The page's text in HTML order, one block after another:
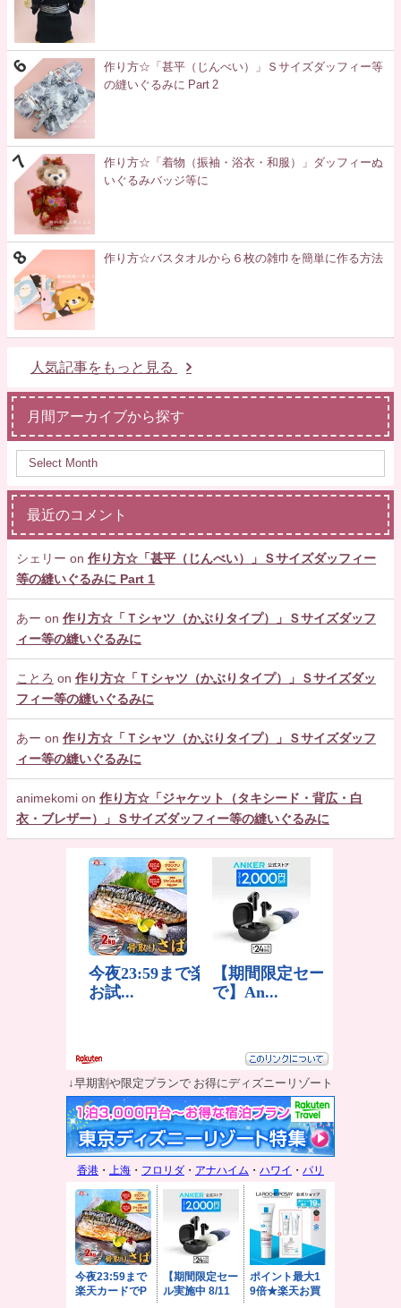
作り方☆「甚平（じんべい）」Ｓサイズダッフィー等
の縫いぐるみに Part 2
作り方☆「着物（振袖・浴衣・和服）」ダッフィーぬ
いぐるみバッジ等に
作り方☆バスタオルから６枚の雑巾を簡単に作る方法
人気記事をもっと見る
月間アーカイブから探す
最近のコメント
シェリー on 作り方☆「甚平（じんべい）」Ｓサイズダッフィー
等の縫いぐるみに Part 1
あー on 作り方☆「Ｔシャツ（かぶりタイプ）」Ｓサイズダッフ
ィー等の縫いぐるみに
ことろ on 作り方☆「Ｔシャツ（かぶりタイプ）」Ｓサイズダッ
フィー等の縫いぐるみに
あー on 作り方☆「Ｔシャツ（かぶりタイプ）」Ｓサイズダッフ
ィー等の縫いぐるみに
animekomi on 作り方☆「ジャケット（タキシード・背広・白
衣・ブレザー）」Ｓサイズダッフィー等の縫いぐるみに
↓早期割や限定プランで お得にディズニーリゾート
香港 ・ 上海 ・ フロリダ ・ アナハイム ・ ハワイ ・ パリ